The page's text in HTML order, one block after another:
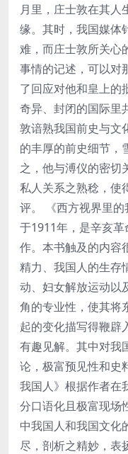
月里，庄士敦在其人
缘。其时，我国媒体
难，而庄士敦所关心
事情的记述，可以对
了回应对他和皇上的
奇异、封闭的国际里
敦谙熟我国前史与文
的丰厚的前史细节，
之，他与溥仪的密切
私人关系之熟稔，使
评。 《西方视界里
于1911年，是辛亥
作。本书触及的内容
精力、我国人的生存
动、妇女解放运动以
角的专业性，使其将
起的变化描写得鞭辟
有趣见解。其中对我
论，极富预见性和史
我国人》根据作者在
分口语化且极富现场
中我国人和我国文化
尽，剖析之精妙，表